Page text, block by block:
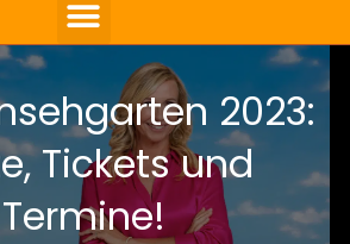
2023:
Tickets und
Termine!